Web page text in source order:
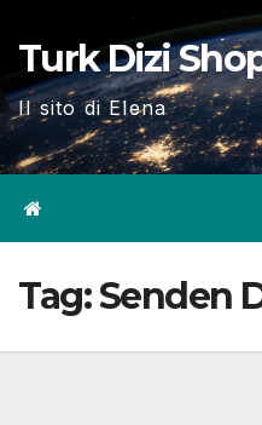
Skip
content
Turk Dizi
Il sito di Elena
Tag:Senden